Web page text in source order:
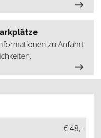
€ 48,–
zu Anfahrt